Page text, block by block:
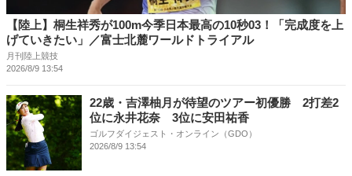
【陸上】桐生祥秀が100m今季日本最高の10秒03！「完成度を上
げていきたい」／富士北麓ワールドトライアル
月刊陸上競技
2026/8/9 13:54
22歳・吉澤柚月が待望のツアー初優勝 2打差2
位に永井花奈 3位に安田祐香
ゴルフダイジェスト・オンライン（GDO）
2026/8/9 13:54